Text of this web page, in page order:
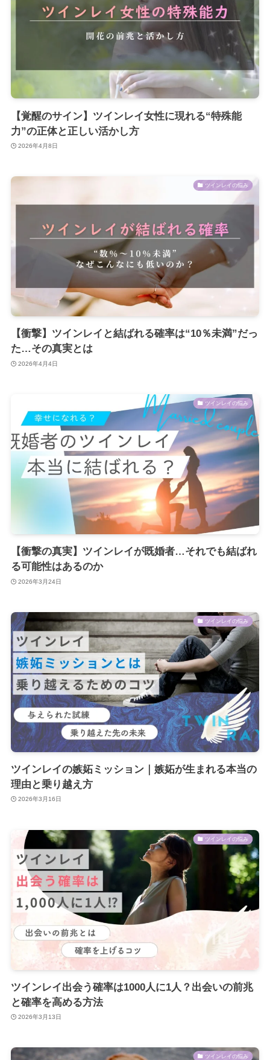
【覚醒のサイン】ツインレイ女性に現れる“特殊能
力”の正体と正しい活かし方
2026年4月8日
ツインレイの悩み
【衝撃】ツインレイと結ばれる確率は“10％未満”だっ
た…その真実とは
2026年4月4日
ツインレイの悩み
【衝撃の真実】ツインレイが既婚者…それでも結ばれ
る可能性はあるのか
2026年3月24日
ツインレイの悩み
ツインレイの嫉妬ミッション｜嫉妬が生まれる本当の
理由と乗り越え方
2026年3月16日
ツインレイの悩み
ツインレイ出会う確率は1000人に1人？出会いの前兆
と確率を高める方法
2026年3月13日
ツインレイの悩み